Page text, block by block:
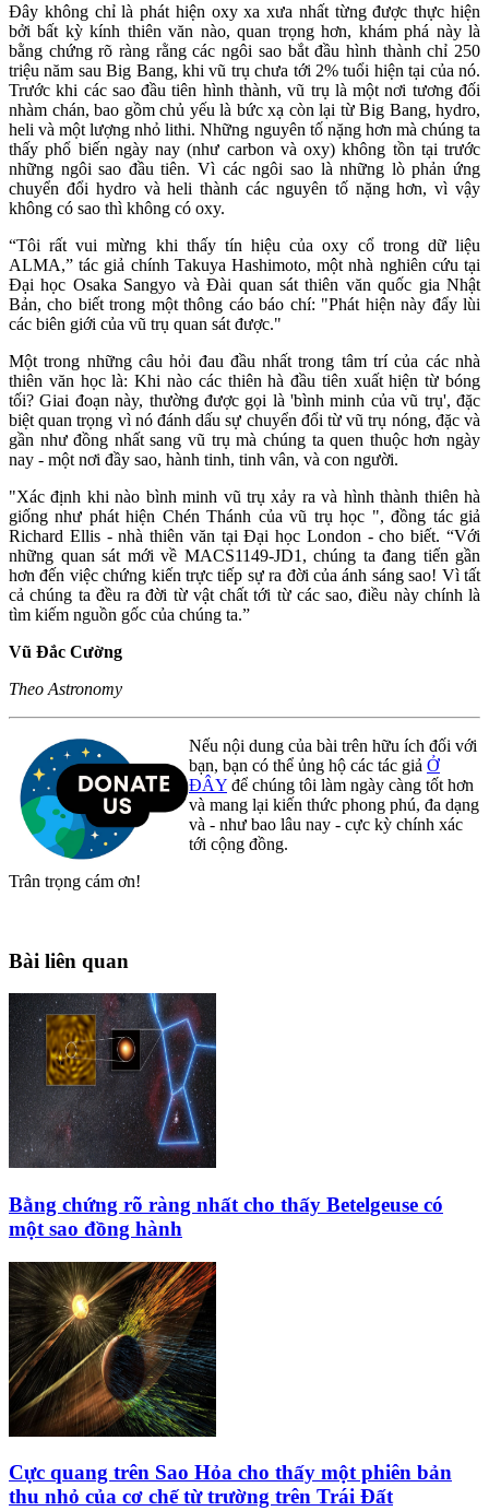
Đây không chỉ là phát hiện oxy xa xưa nhất từng được thực hiện
bởi bất kỳ kính thiên văn nào, quan trọng hơn, khám phá này là
bằng chứng rõ ràng rằng các ngôi sao bắt đầu hình thành chỉ 250
triệu năm sau Big Bang, khi vũ trụ chưa tới 2% tuổi hiện tại của nó.
Trước khi các sao đầu tiên hình thành, vũ trụ là một nơi tương đối
nhàm chán, bao gồm chủ yếu là bức xạ còn lại từ Big Bang, hydro,
heli và một lượng nhỏ lithi. Những nguyên tố nặng hơn mà chúng ta
thấy phổ biến ngày nay (như carbon và oxy) không tồn tại trước
những ngôi sao đầu tiên. Vì các ngôi sao là những lò phản ứng
chuyển đổi hydro và heli thành các nguyên tố nặng hơn, vì vậy
không có sao thì không có oxy.
“Tôi rất vui mừng khi thấy tín hiệu của oxy cổ trong dữ liệu
ALMA,” tác giả chính Takuya Hashimoto, một nhà nghiên cứu tại
Đại học Osaka Sangyo và Đài quan sát thiên văn quốc gia Nhật
Bản, cho biết trong một thông cáo báo chí: "Phát hiện này đẩy lùi
các biên giới của vũ trụ quan sát được."
Một trong những câu hỏi đau đầu nhất trong tâm trí của các nhà
thiên văn học là: Khi nào các thiên hà đầu tiên xuất hiện từ bóng
tối? Giai đoạn này, thường được gọi là 'bình minh của vũ trụ', đặc
biệt quan trọng vì nó đánh dấu sự chuyển đổi từ vũ trụ nóng, đặc và
gần như đồng nhất sang vũ trụ mà chúng ta quen thuộc hơn ngày
nay - một nơi đầy sao, hành tinh, tinh vân, và con người.
"Xác định khi nào bình minh vũ trụ xảy ra và hình thành thiên hà
giống như phát hiện Chén Thánh của vũ trụ học ", đồng tác giả
Richard Ellis - nhà thiên văn tại Đại học London - cho biết. “Với
những quan sát mới về MACS1149-JD1, chúng ta đang tiến gần
hơn đến việc chứng kiến trực tiếp sự ra đời của ánh sáng sao! Vì tất
cả chúng ta đều ra đời từ vật chất tới từ các sao, điều này chính là
tìm kiếm nguồn gốc của chúng ta.”
Vũ Đắc Cường
Theo Astronomy
Nếu nội dung của bài trên hữu ích đối với
bạn, bạn có thể ủng hộ các tác giả Ở
ĐÂY để chúng tôi làm ngày càng tốt hơn
và mang lại kiến thức phong phú, đa dạng
và - như bao lâu nay - cực kỳ chính xác
tới cộng đồng.
Trân trọng cám ơn!
Bài liên quan
Bằng chứng rõ ràng nhất cho thấy Betelgeuse có
một sao đồng hành
Cực quang trên Sao Hỏa cho thấy một phiên bản
thu nhỏ của cơ chế từ trường trên Trái Đất